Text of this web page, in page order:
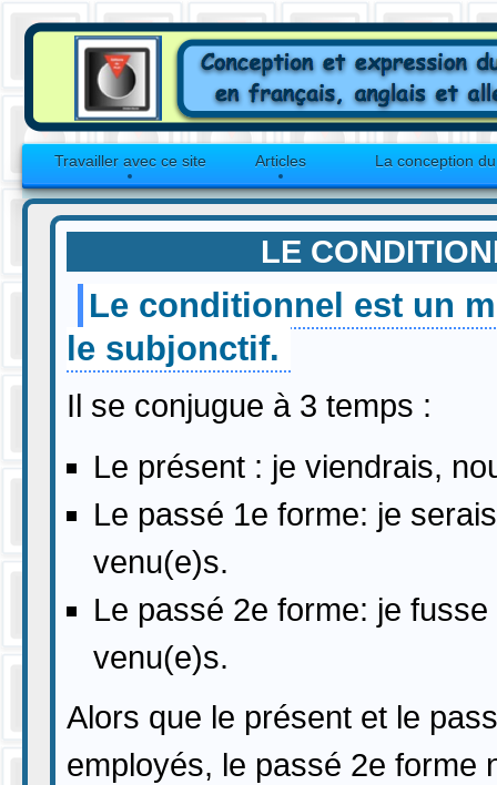
Travailler avec ce site Articles La conception
LE
Le conditionnel est un
le subjonctif.
Il se conjugue à 3 temps :
Le présent : je viendrais,
Le passé 1e forme: je
venu(e)s.
Le passé 2e forme: je
venu(e)s.
Alors que le présent et le
employés, le passé 2e forme